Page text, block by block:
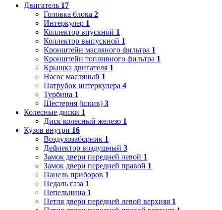
Двигатель 17
Головка блока 2
Интеркулер 1
Коллектор впускной 1
Коллектор выпускной 1
Кронштейн масляного фильтра 1
Кронштейн топливного фильтра 1
Крышка двигателя 1
Насос масляный 1
Патрубок интеркулера 4
Турбина 1
Шестерня (шкив) 3
Колесные диски 1
Диск колесный железо 1
Кузов внутри 16
Воздухозаборник 1
Дефлектор воздушный 3
Замок двери передней левой 1
Замок двери передней правой 1
Панель приборов 1
Педаль газа 1
Пепельница 1
Петля двери передней левой верхняя 1